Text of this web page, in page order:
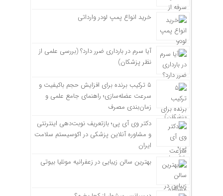
خرید انواع پمپ لودر وارداتی
آیا سرم در بارداری ضرر دارد؟ (بررسی علمی از
نظر پزشکان)
۵ ترکیب برنده برای افزایش حجم باکیفیت و
سرعت عضله‌سازی؛ راهنمای جامع علمی و
زمان‌بندی مصرف
دکتر وی آی پی؛ بازتعریف نوبت‌دهی اینترنتی
و مشاوره آنلاین پزشکی در اکوسیستم سلامت
ایران
بهترین سالن زیبایی در زعفرانیه مونلیا بیوتی